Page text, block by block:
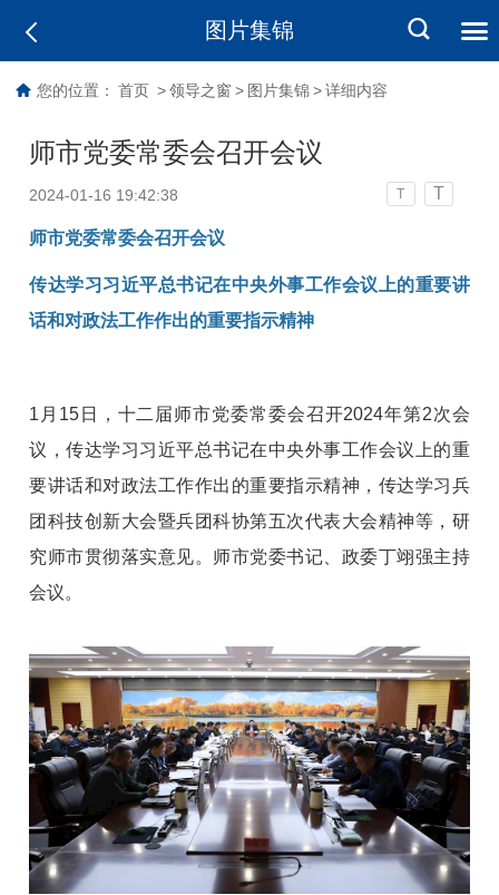
图片集锦
您的位置： 首页 > 领导之窗 > 图片集锦 > 详细内容
师市党委常委会召开会议
2024-01-16 19:42:38 T T
师市党委常委会召开会议
传达学习习近平总书记在中央外事工作会议上的重要讲
话和对政法工作作出的重要指示精神
1月15日，十二届师市党委常委会召开2024年第2次会
议，传达学习习近平总书记在中央外事工作会议上的重
要讲话和对政法工作作出的重要指示精神，传达学习兵
团科技创新大会暨兵团科协第五次代表大会精神等，研
究师市贯彻落实意见。师市党委书记、政委丁翊强主持
会议。